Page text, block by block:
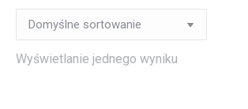
Wyświetlanie jednego wyniku